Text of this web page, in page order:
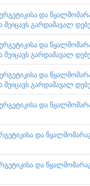
და
შეიცავს გარდამავალ
და
შეიცავს გარდამავალ
და
შეიცავს გარდამავალ
და
და
და